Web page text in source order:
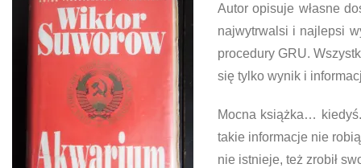
Autor opisuje własne
najwytrwalsi i najlepsi
procedury GRU.
się tylko wynik i
Mocna książka…
takie informacje nie
nie istnieje, też zrobił